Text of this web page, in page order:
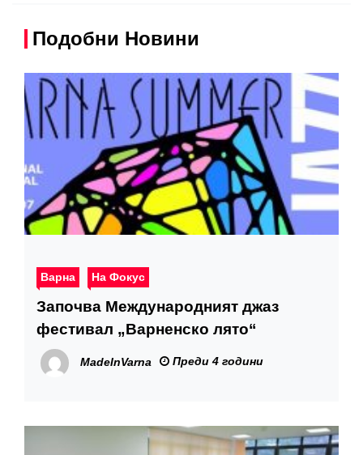
Подобни Новини
Варна На Фокус
Започва Международният джаз
фестивал „Варненско лято“
MadeInVarna Преди 4 години